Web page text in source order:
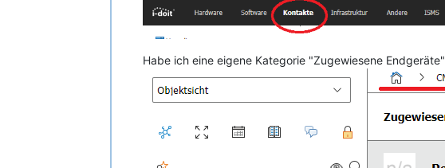
Habe ich eine eigene Kategorie "Zugewiesene Endgeräte"